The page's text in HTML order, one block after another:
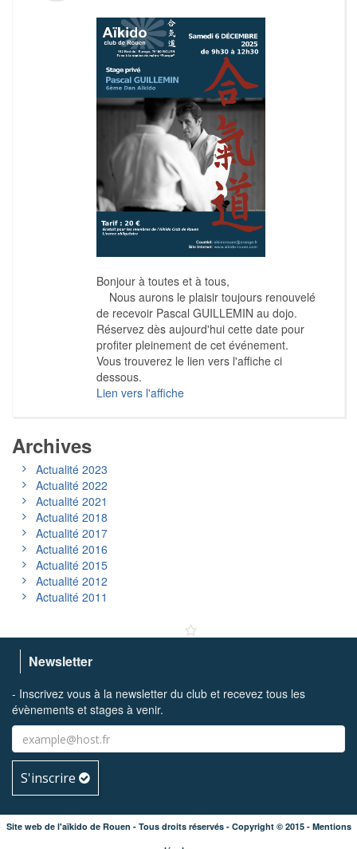
Bonjour à toutes et à tous,
Nous aurons le plaisir toujours renouvelé
de recevoir Pascal GUILLEMIN au dojo.
Réservez dès aujourd'hui cette date pour
profiter pleinement de cet événement.
Vous trouverez le lien vers l'affiche ci
dessous.
Lien vers l'affiche
Archives
Actualité 2023
Actualité 2022
Actualité 2021
Actualité 2018
Actualité 2017
Actualité 2016
Actualité 2015
Actualité 2012
Actualité 2011
Newsletter
- Inscrivez vous à la newsletter du club et recevez tous les
évènements et stages à venir.
S'inscrire
Site web de l'aïkido de Rouen - Tous droits réservés - Copyright © 2015 - Mentions